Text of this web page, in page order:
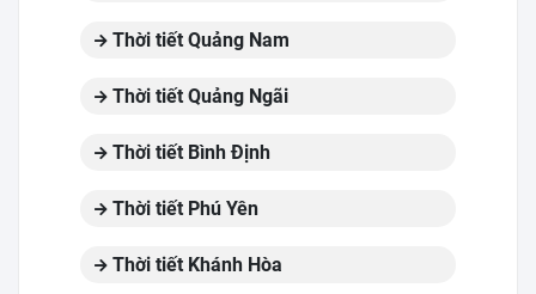
Thời tiết Quảng Nam
Thời tiết Quảng Ngãi
Thời tiết Bình Định
Thời tiết Phú Yên
Thời tiết Khánh Hòa